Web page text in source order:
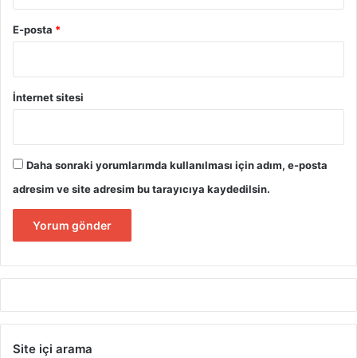
E-posta *
İnternet sitesi
Daha sonraki yorumlarımda kullanılması için adım, e-posta
adresim ve site adresim bu tarayıcıya kaydedilsin.
Site içi arama